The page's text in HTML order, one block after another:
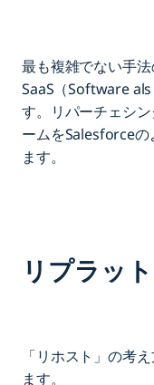
最も複雑でない手
SaaS（Software
す。リパーチェシ
ームをSalesforceの
ます。
リプラッ
「リホスト」の考
ます。